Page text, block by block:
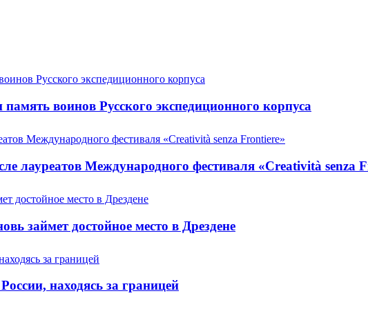
воинов Русского экспедиционного корпуса
лауреатов Международного фестиваля «Creatività senza
займет достойное место в Дрездене
находясь за границей